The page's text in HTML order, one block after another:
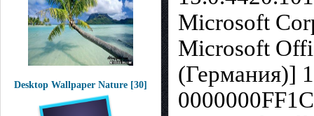
Desktop Wallpaper Nature [30]
Microsoft
Microsoft
(Германия)]